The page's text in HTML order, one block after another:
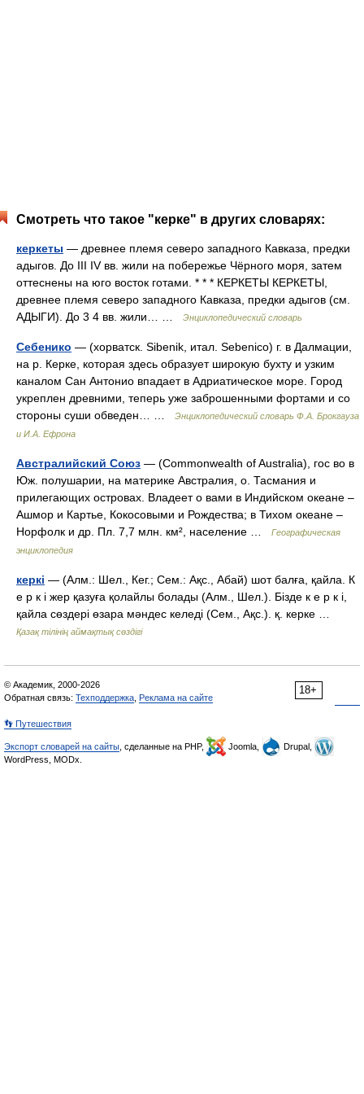
Смотреть что такое "керке" в других словарях:
керкеты — древнее племя северо западного Кавказа, предки
адыгов. До III IV вв. жили на побережье Чёрного моря, затем
оттеснены на юго восток готами. * * * КЕРКЕТЫ КЕРКЕТЫ,
древнее племя северо западного Кавказа, предки адыгов (см.
АДЫГИ). До 3 4 вв. жили… …
Энциклопедический словарь
Себенико — (хорватск. Sibenik, итал. Sebenico) г. в Далмации,
на р. Керке, которая здесь образует широкую бухту и узким
каналом Сан Антонио впадает в Адриатическое море. Город
укреплен древними, теперь уже заброшенными фортами и со
стороны суши обведен… …
Энциклопедический словарь Ф.А. Брокгауза
и И.А. Ефрона
Австралийский Союз — (Commonwealth of Australia), гос во в
Юж. полушарии, на материке Австралия, о. Тасмания и
прилегающих островах. Владеет о вами в Индийском океане –
Ашмор и Картье, Кокосовыми и Рождества; в Тихом океане –
Норфолк и др. Пл. 7,7 млн. км², население …
Географическая
энциклопедия
керкі — (Алм.: Шел., Кег.; Сем.: Ақс., Абай) шот балға, қайла. К
е р к і жер қазуға қолайлы болады (Алм., Шел.). Бізде к е р к і,
қайла сөздері өзара мәндес келеді (Сем., Ақс.). қ. керке …
Қазақ тілінің аймақтық сөздігі
18+
© Академик, 2000-2026
Обратная связь: Техподдержка Реклама на сайте
👣 Путешествия
Экспорт словарей на сайты , сделанные на PHP, Joomla,
Drupal,
WordPress, MODx.